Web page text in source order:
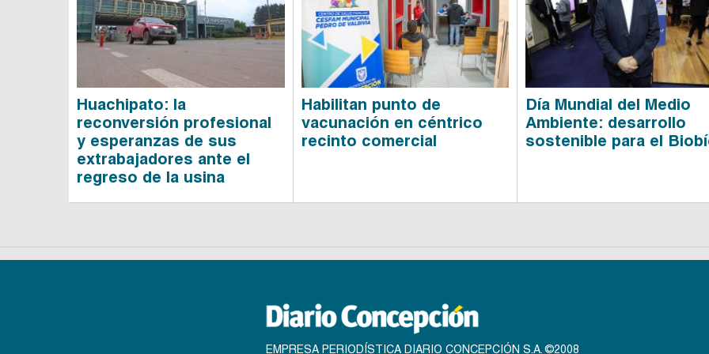
Huachipato: la
reconversión profesional
y esperanzas de sus
extrabajadores ante el
regreso de la usina
Habilitan punto de
vacunación en céntrico
recinto comercial
Día Mundial del Medio
Ambiente: desarrollo
sostenible para el
EMPRESA PERIODÍSTICA DIARIO CONCEPCIÓN S.A. ©2008